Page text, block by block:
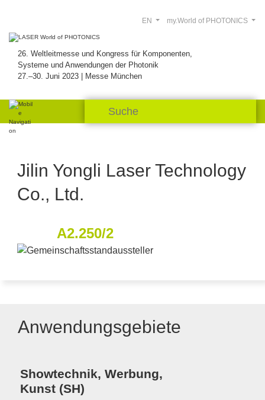
26. Weltleitmesse und Kongress für Komponenten,
Systeme und Anwendungen der Photonik
27.–30. Juni 2023 | Messe München
my.World of PHOTONICS
EN
Jilin Yongli Laser Technology
Co., Ltd.
A2.250/2
Anwendungsgebiete
Showtechnik, Werbung,
Kunst (SH)